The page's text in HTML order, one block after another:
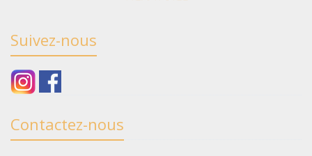
Suivez-nous
Contactez-nous